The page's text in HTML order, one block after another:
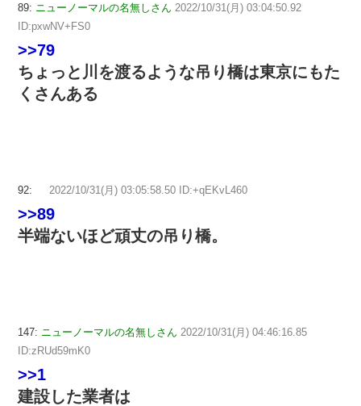
89: ニューノーマルの名無しさん 2022/10/31(月) 03:04:50.92
ID:pxwNV+FS0
>>79
ちょっと川を渡るような吊り橋は東京にもた
くさんある
92: 2022/10/31(月) 03:05:58.50 ID:+qEKvL460
>>89
半端ないほど頑丈の吊り橋。
147: ニューノーマルの名無しさん 2022/10/31(月) 04:46:16.85
ID:zRUd59mK0
>>1
建設した業者は